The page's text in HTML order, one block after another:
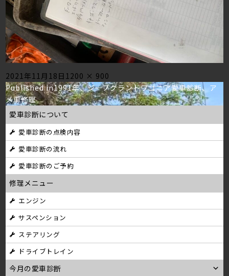
Posted
on
2021年11月18日 Full
size
1200 × 900
投
稿
ナ
ビ
ゲ
ー
シ
ョ
ン
Published in1991年、ジープグランドワゴニア愛車診断、ア
メ車修理
愛車診断について
愛車診断の点検内容
愛車診断の流れ
愛車診断のご予約
修理メニュー
エンジン
サスペンション
ステアリング
ドライブトレイン
今月の愛車診断